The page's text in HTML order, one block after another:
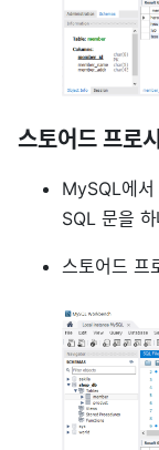
스토어드 프로
MySQL에서
SQL 문을
스토어드 프